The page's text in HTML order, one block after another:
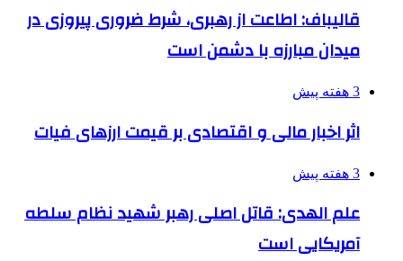
قالیباف: اطاعت از رهبری، شرط ضروری پیروزی در
میدان مبارزه با دشمن است
3 هفته پیش
اثر اخبار مالی و اقتصادی بر قیمت ارزهای فیات
3 هفته پیش
علم الهدی: قاتل اصلی رهبر شهید نظام سلطه
آمریکایی است